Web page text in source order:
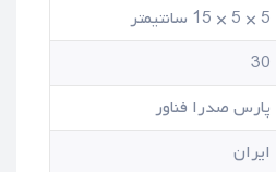
5 × 5 × 15 سانتیمتر
30
پارس صدرا فناور
ایران